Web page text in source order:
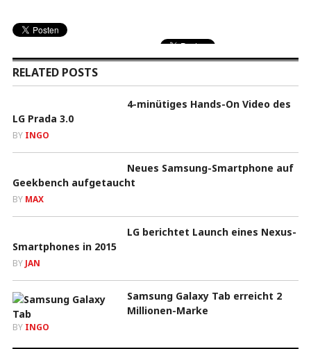
RELATED POSTS
4-minütiges Hands-On Video des
LG Prada 3.0
BY INGO
Neues Samsung-Smartphone auf
Geekbench aufgetaucht
BY MAX
LG berichtet Launch eines Nexus-
Smartphones in 2015
BY JAN
Samsung Galaxy Tab erreicht 2
Millionen-Marke
BY INGO